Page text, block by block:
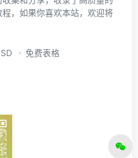
，如果你喜欢本站，欢迎将
免费表格